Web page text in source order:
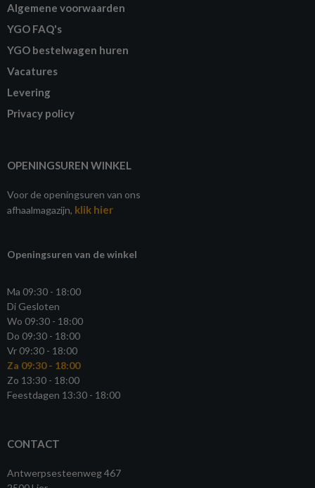
Algemene voorwaarden
YGO FAQ's
YGO bestelwagen huren
Vacatures
Levering
Privacy policy
OPENINGSUREN WINKEL
Voor de openingsuren van ons
afhaalmagazijn, klik hier
Openingsuren van de winkel
Ma 09:30 - 18:00
Di Gesloten
Wo 09:30 - 18:00
Do 09:30 - 18:00
Vr 09:30 - 18:00
Za 09:30 - 18:00
Zo 13:30 - 18:00
Feestdagen 13:30 - 18:00
CONTACT
Antwerpsesteenweg 467